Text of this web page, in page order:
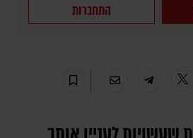
התחברות